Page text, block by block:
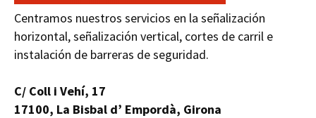
Centramos nuestros servicios en la señalización
horizontal, señalización vertical, cortes de carril e
instalación de barreras de seguridad.
C/ Coll i Vehí, 17
17100, La Bisbal d’ Empordà, Girona